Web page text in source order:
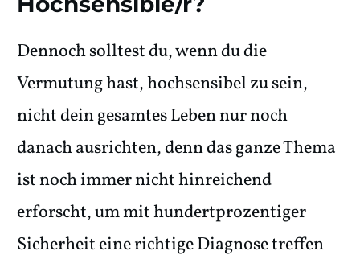
Dennoch solltest du, wenn du die
Vermutung hast, hochsensibel zu sein,
nicht dein gesamtes Leben nur noch
danach ausrichten, denn das ganze Thema
ist noch immer nicht hinreichend
erforscht, um mit hundertprozentiger
Sicherheit eine richtige Diagnose treffen